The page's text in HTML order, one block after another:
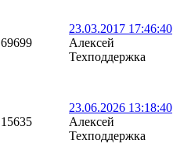
69699
23.03.2017 17:46:40
Алексей
Техподдержка
15635
23.06.2026 13:18:40
Алексей
Техподдержка